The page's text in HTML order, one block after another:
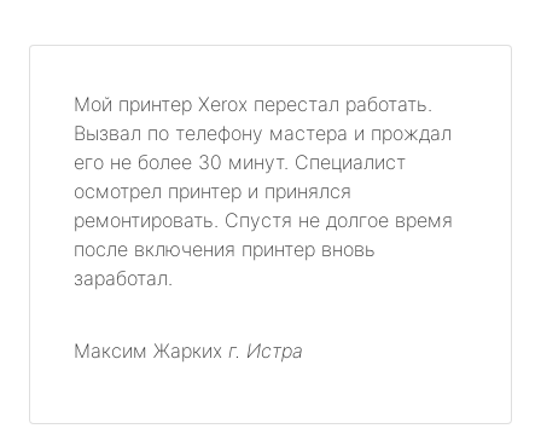
Мой принтер Xerox перестал работать.
Вызвал по телефону мастера и прождал
его не более 30 минут. Специалист
осмотрел принтер и принялся
ремонтировать. Спустя не долгое время
после включения принтер вновь
заработал.
Максим Жарких г. Истра